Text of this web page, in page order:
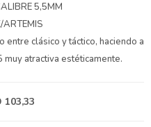
5,5MM
clásico y táctico, haciendo a
atractiva estéticamente.
103,33